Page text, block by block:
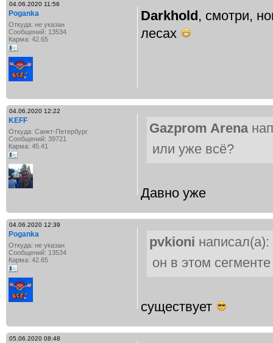
04.06.2020 11:56
Poganka
Откуда: не указан
Сообщений: 13534
Карма: 42.65
Darkhold, смотри,
лесах
04.06.2020 12:22
KEFF
Откуда: Санкт-Петербург
Сообщений: 39721
Карма: 45.41
Gazprom Arena
или уже всё?
Давно уже
04.06.2020 12:39
Poganka
Откуда: не указан
Сообщений: 13534
Карма: 42.65
pvkioni написал(а):
он в этом
существует
05.06.2020 08:48